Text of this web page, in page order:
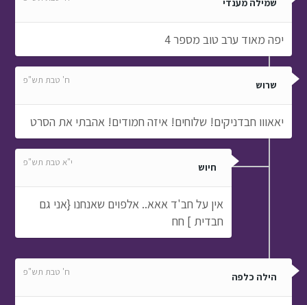
שמילה מענדי
יפה מאוד ערב טוב מספר 4
שרוש ח' טבת תש"פ
יאאווו חבדניקים! שלוחים! איזה חמודים! אהבתי את הסרט
חיוש י"א טבת תש"פ
אין על חב'ד אאא.. אלפוים שאנחנו {אני גם
חבדית ] חח
הילה כלפה ח' טבת תש"פ